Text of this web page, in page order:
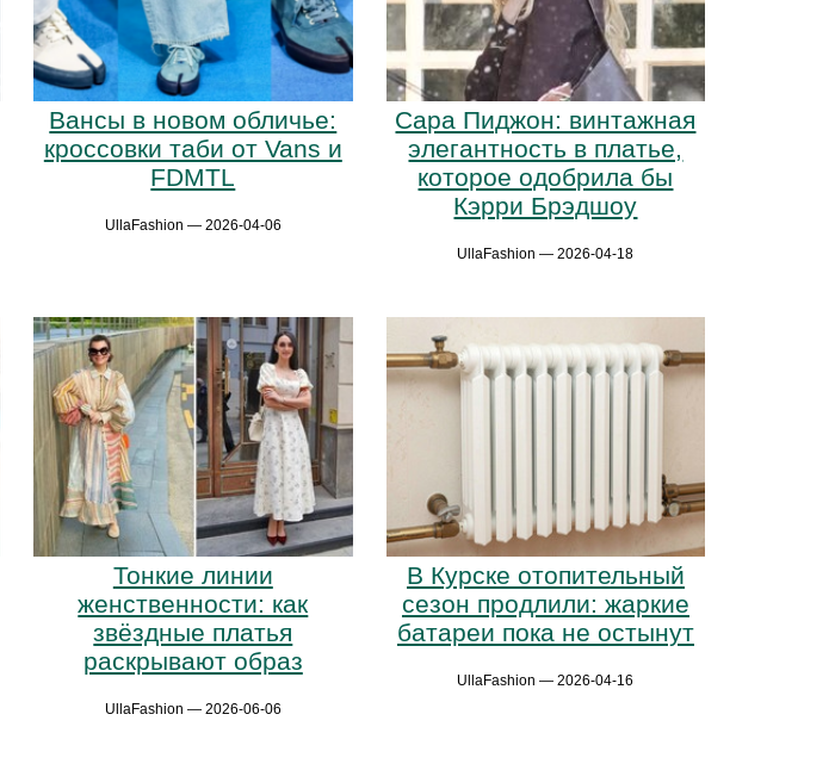
Вансы в новом обличье:
кроссовки таби от Vans и
FDMTL
UllaFashion — 2026-04-06
Сара Пиджон: винтажная
элегантность в платье,
которое одобрила бы
Кэрри Брэдшоу
UllaFashion — 2026-04-18
Тонкие линии
женственности: как
звёздные платья
раскрывают образ
UllaFashion — 2026-06-06
В Курске отопительный
сезон продлили: жаркие
батареи пока не остынут
UllaFashion — 2026-04-16